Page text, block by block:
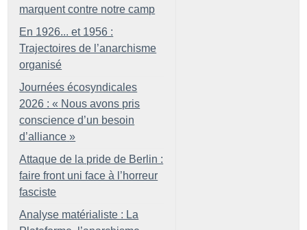
marquent contre notre camp
En 1926... et 1956 :
Trajectoires de l’anarchisme
organisé
Journées écosyndicales
2026 : « Nous avons pris
conscience d’un besoin
d’alliance »
Attaque de la pride de Berlin :
faire front uni face à l’horreur
fasciste
Analyse matérialiste : La